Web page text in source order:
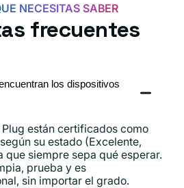
NECESITAS SABER
frecuentes
los dispositivos
están certificados como
su estado (Excelente,
que siempre sepa qué esperar.
prueba y es
sin importar el grado.